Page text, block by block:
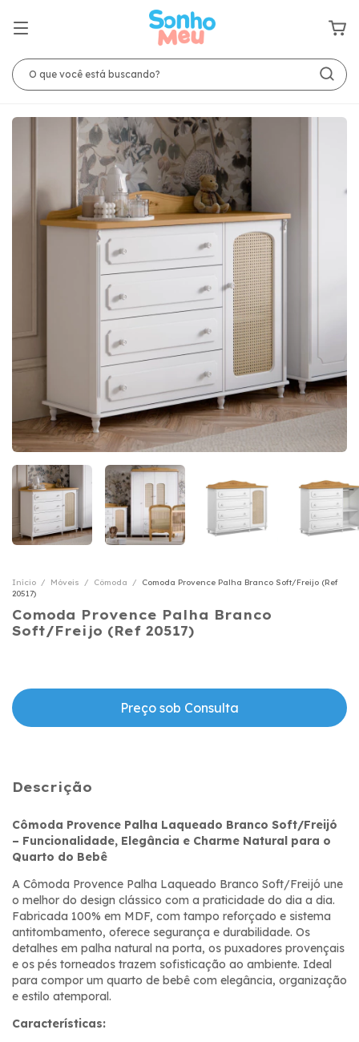
Início / Móveis / Cômoda /
Comoda Provence Palha Branco Soft/Freijo (Ref
20517)
Comoda Provence Palha Branco
Soft/Freijo (Ref 20517)
Descrição
Cômoda Provence Palha Laqueado Branco Soft/Freijó
– Funcionalidade, Elegância e Charme Natural para o
Quarto do Bebê
A Cômoda Provence Palha Laqueado Branco Soft/Freijó une
o melhor do design clássico com a praticidade do dia a dia.
Fabricada 100% em MDF, com tampo reforçado e sistema
antitombamento, oferece segurança e durabilidade. Os
detalhes em palha natural na porta, os puxadores provençais
e os pés torneados trazem sofisticação ao ambiente. Ideal
para compor um quarto de bebê com elegância, organização
e estilo atemporal.
Características: